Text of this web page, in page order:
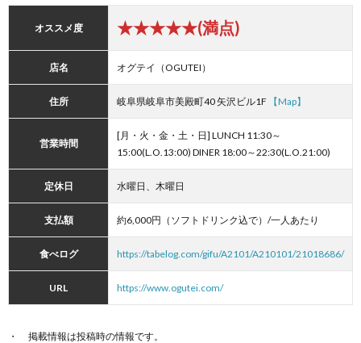
オススメ度 ★★★★★(満点)
店名 オグテイ（OGUTEI）
住所 岐阜県岐阜市美殿町40 矢沢ビル1F 【Map】
営業時間
[月・火・金・土・日] LUNCH 11:30～
15:00(L.O.13:00) DINER 18:00～22:30(L.O.21:00)
定休日 水曜日、木曜日
支払額 約6,000円（ソフトドリンク込で）/一人あたり
食べログ https://tabelog.com/gifu/A2101/A210101/21018686/
URL https://www.ogutei.com/
掲載情報は投稿時の情報です。